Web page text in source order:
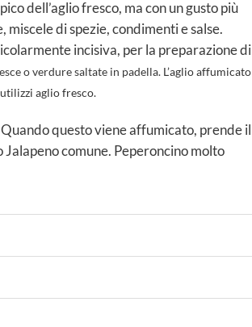
dell’aglio fresco, ma con un gusto più
di spezie, condimenti e salse.
incisiva, per la preparazione di
o verdure saltate in padella. L’aglio affumicato
aglio fresco.
questo viene affumicato, prende il
comune. Peperoncino molto